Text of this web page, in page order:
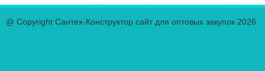
@ Copyright Сантех-Конструктор сайт для оптовых закупок 2026